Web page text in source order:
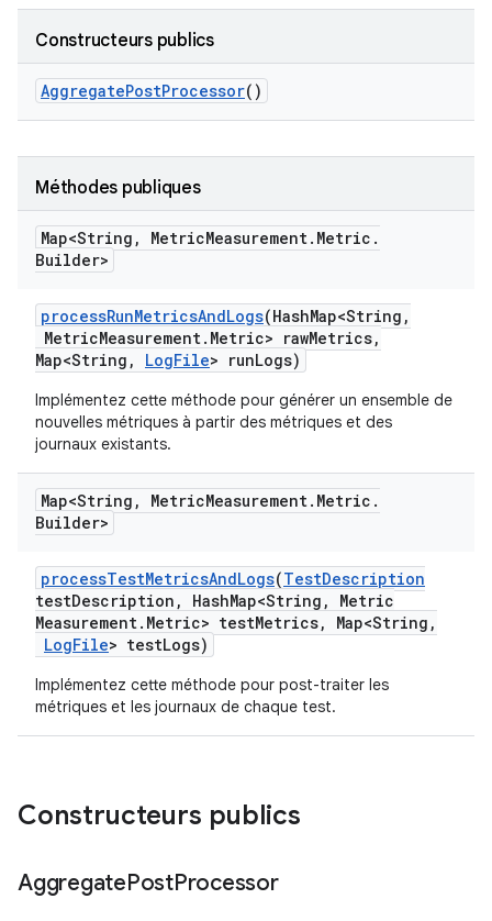
Constructeurs publics
AggregatePostProcessor()
Méthodes publiques
Map<String , MetricMeasurement. Metric .
Builder>
processRunMetricsAndLogs(HashMap<String ,
MetricMeasurement. Metric> rawMetrics,
Map<String , LogFile> runLogs)
Implémentez cette méthode pour générer un ensemble de
nouvelles métriques à partir des métriques et des
journaux existants.
Map<String , MetricMeasurement. Metric .
Builder>
processTestMetricsAndLogs(TestDescription
testDescription , HashMap<String ,
Metric
Measurement. Metric> testMetrics, Map<String ,
LogFile> testLogs)
Implémentez cette méthode pour post-traiter les
métriques et les journaux de chaque test.
Constructeurs publics
AggregatePostProcessor